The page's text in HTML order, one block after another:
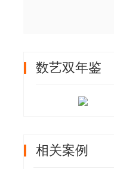
数艺双年鉴
相关案例